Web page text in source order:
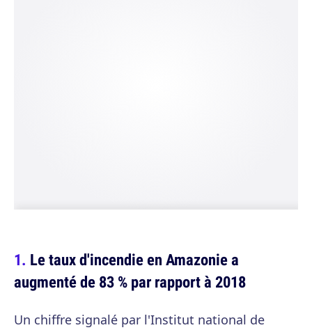
Le taux d'incendie en Amazonie a
augmenté de 83 % par rapport à 2018
Un chiffre signalé par l'Institut national de